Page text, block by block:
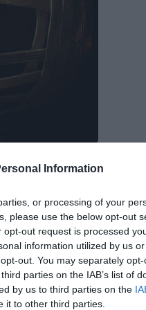
Information
or processing of your
please use the below opt-out
out request is processed
information utilized by us
out. You may separately
parties on the IAB’s list of
by us to third parties on the
it to other third parties.
hors du commun et
anecdotes
votre hôtel et vous
date de la fin du 19e
vers le cimetière
de Johor Bahru.